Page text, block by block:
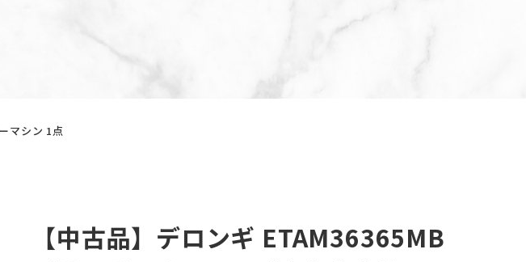
マシン 1点
【中古品】デロンギ ETAM36365MB